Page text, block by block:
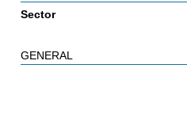
Sector
GENERAL